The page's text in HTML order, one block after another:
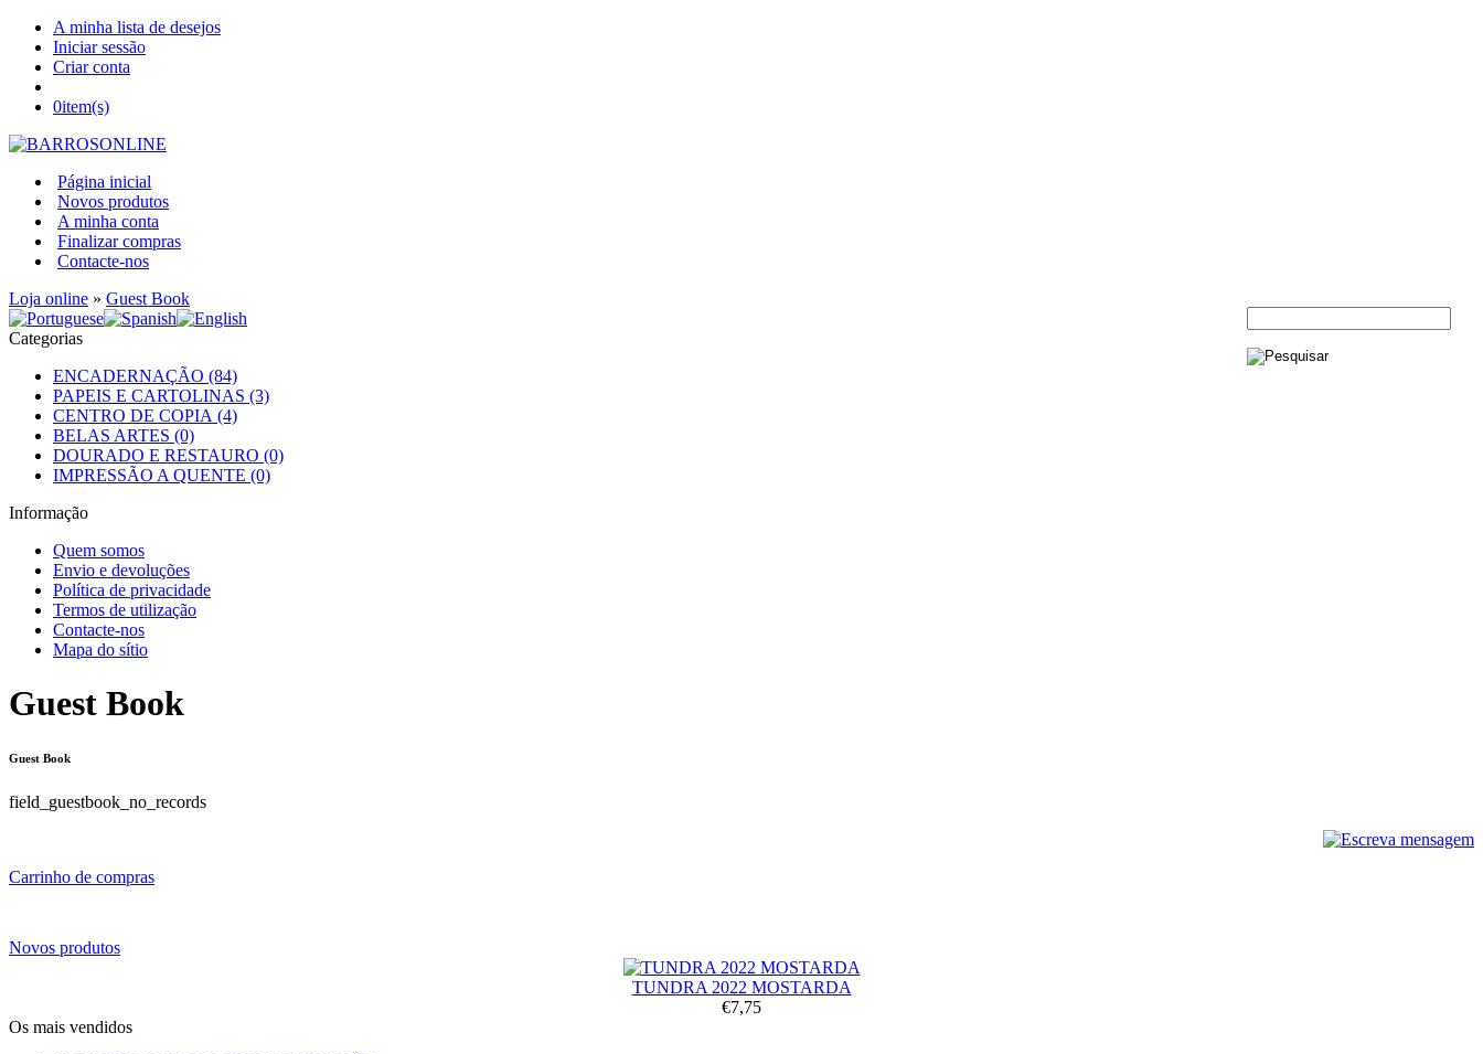
A minha lista de desejos
Iniciar sessão
Criar conta
0item(s)
Página inicial
Novos produtos
A minha conta
Finalizar compras
Contacte-nos
Loja online » Guest Book
Categorias
ENCADERNAÇÃO (84)
PAPEIS E CARTOLINAS (3)
CENTRO DE COPIA (4)
BELAS ARTES (0)
DOURADO E RESTAURO (0)
IMPRESSÃO A QUENTE (0)
Informação
Quem somos
Envio e devoluções
Política de privacidade
Termos de utilização
Contacte-nos
Mapa do sítio
Guest Book
Guest Book
field_guestbook_no_records
Carrinho de compras
Novos produtos
TUNDRA 2022 MOSTARDA
€7,75
Os mais vendidos